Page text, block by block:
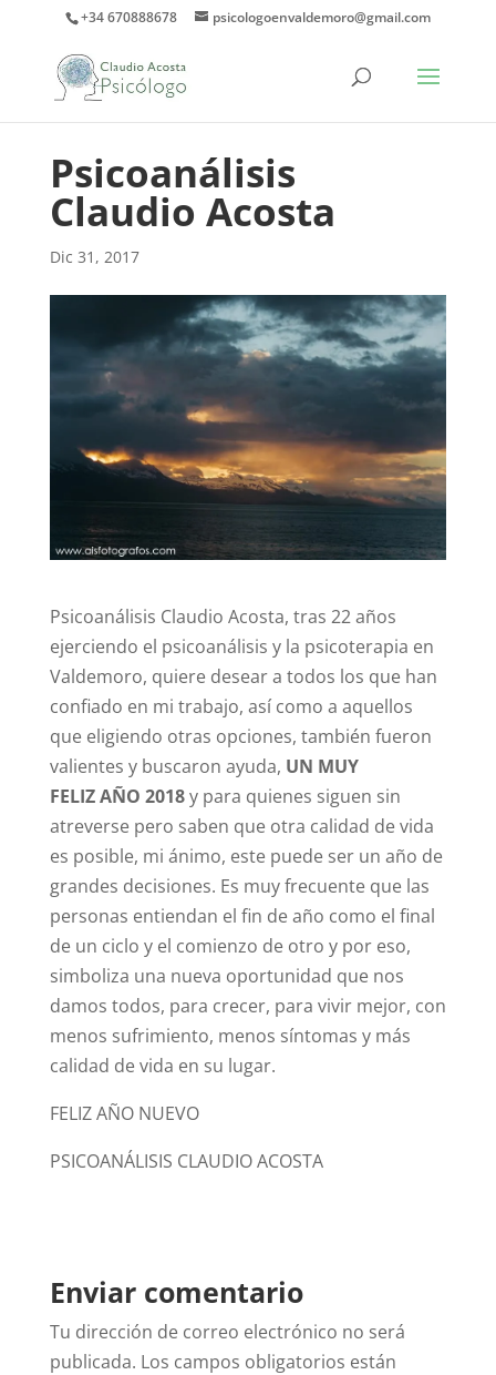
+34 670888678 psicologoenvaldemoro@gmail.com
Psicoanálisis
Claudio Acosta
Dic 31, 2017
Psicoanálisis Claudio Acosta, tras 22 años
ejerciendo el psicoanálisis y la psicoterapia en
Valdemoro, quiere desear a todos los que han
confiado en mi trabajo, así como a aquellos
que eligiendo otras opciones, también fueron
valientes y buscaron ayuda, UN MUY
FELIZ AÑO 2018y para quienes siguen sin
atreverse pero saben que otra calidad de vida
es posible, mi ánimo, este puede ser un año de
grandes decisiones. Es muy frecuente que las
personas entiendan el fin de año como el final
de un ciclo y el comienzo de otro y por eso,
simboliza una nueva oportunidad que nos
damos todos, para crecer, para vivir mejor, con
menos sufrimiento, menos síntomas y más
calidad de vida en su lugar.
FELIZ AÑO NUEVO
PSICOANÁLISIS CLAUDIO ACOSTA
Enviar comentario
Tu dirección de correo electrónico no será
publicada. Los campos obligatorios están